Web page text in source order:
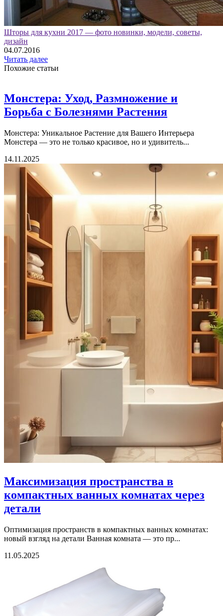
Шторы для кухни 2017 — фото новинки, модели, советы,
дизайн
04.07.2016
Читать далее
Похожие статьи
Монстера: Уход, Размножение и
Борьба с Болезнями Растения
Монстера: Уникальное Растение для Вашего Интерьера
Монстера — это не только красивое, но и удивитель...
14.11.2025
Максимизация пространства в
компактных ванных комнатах через
детали
Оптимизация пространств в компактных ванных комнатах:
новый взгляд на детали Ванная комната — это пр...
11.05.2025